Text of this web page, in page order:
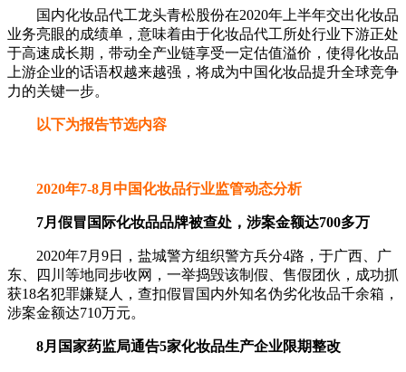
国内化妆品代工龙头青松股份在2020年上半年交出化妆品
业务亮眼的成绩单，意味着由于化妆品代工所处行业下游正处
于高速成长期，带动全产业链享受一定估值溢价，使得化妆品
上游企业的话语权越来越强，将成为中国化妆品提升全球竞争
力的关键一步。
以下为报告节选内容
2020年7-8月中国化妆品行业监管动态分析
7月假冒国际化妆品品牌被查处，涉案金额达700多万
2020年7月9日，盐城警方组织警方兵分4路，于广西、广
东、四川等地同步收网，一举捣毁该制假、售假团伙，成功抓
获18名犯罪嫌疑人，查扣假冒国内外知名伪劣化妆品千余箱，
涉案金额达710万元。
8月国家药监局通告5家化妆品生产企业限期整改